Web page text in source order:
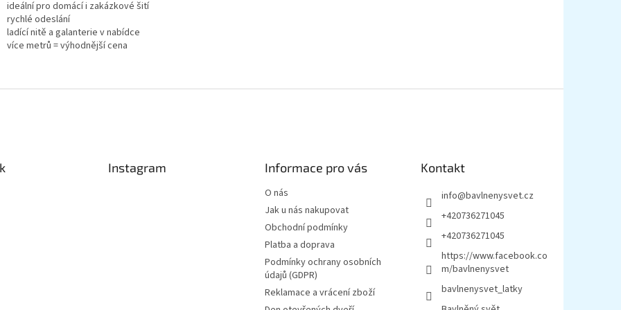
ideální pro domácí i zakázkové šití
rychlé odeslání
ladící nitě a galanterie v nabídce
více metrů = výhodnější cena
Instagram Informace pro vás
O nás
Jak u nás nakupovat
Obchodní podmínky
Platba a doprava
Podmínky ochrany osobních
údajů (GDPR)
Reklamace a vrácení zboží
Kontakt
info@bavlnenysvet.cz
+420736271045
+420736271045
https://www.facebook.co
m/bavlnenysvet
bavlnenysvet_latky